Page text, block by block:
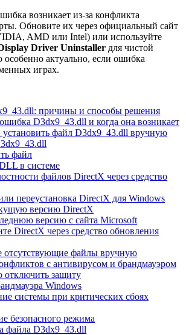
возникает из-за конфликта
Обновите их через официальный сайт
AMD или Intel) или используйте
Driver Uninstaller для чистой
особенно актуально, если ошибка
играх.
причины и способы решения
D3dx9_43.dll и когда она возникает
установить файл D3dx9_43.dll вручную
файл
в системе
файлов DirectX через средство
переустановка DirectX для Windows
версию DirectX
версию с сайта Microsoft
DirectX через средство обновления
отсутствующие файлы вручную
с антивирусом и брандмауэром
отключить защиту
Windows
системы при критических сбоях
безопасного режима
файла D3dx9_43.dll